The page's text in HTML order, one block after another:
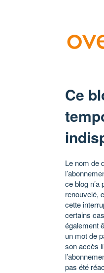
Ce
Le nom de
ce blog n’a
renouvelé,
cette
certains
également
un mot de
son accès
pas été